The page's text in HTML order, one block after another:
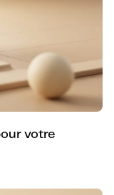
votre